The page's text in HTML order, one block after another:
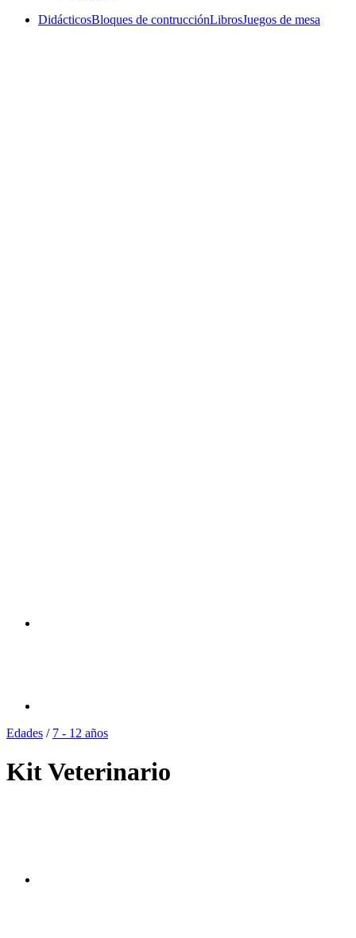
DidácticosBloques de contrucciónLibrosJuegos de mesa
Edades / 7 - 12 años
Kit Veterinario